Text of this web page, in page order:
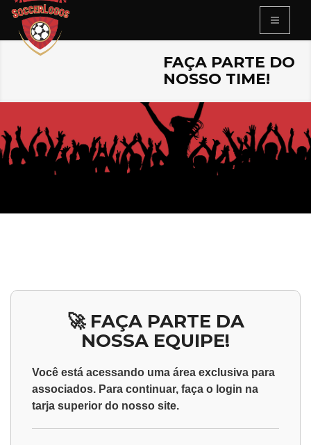
FAÇA PARTE DO
NOSSO TIME!
🚀 FAÇA PARTE DA
NOSSA EQUIPE!
Você está acessando uma área exclusiva para
associados. Para continuar, faça o login na
tarja superior do nosso site.